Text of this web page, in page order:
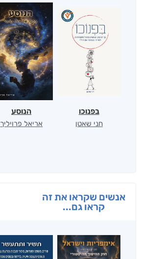
בפנוכו
חני שאטן
הנוסע
אריאל פרויליך
אנשים שקראו את זה
קראו גם...